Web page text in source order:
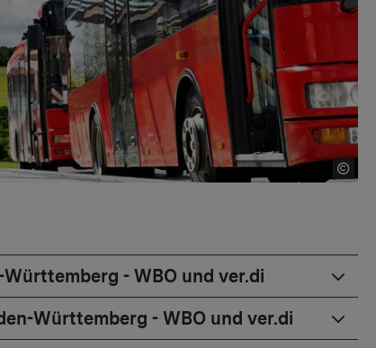
- WBO und ver.di
Württemberg - WBO und ver.di